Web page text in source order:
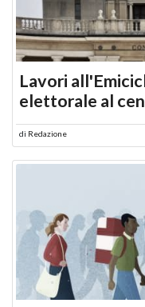
Lavori
elettorale al
di Redazione